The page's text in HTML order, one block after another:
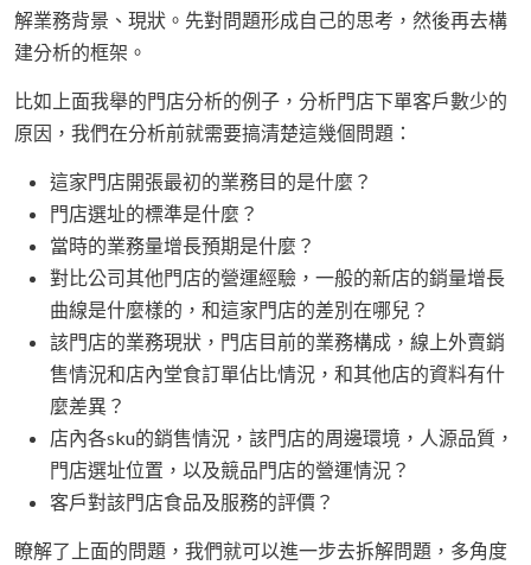
解業務背景、現狀。先對問題形成自己的思考，然後再去構
建分析的框架。
比如上面我舉的門店分析的例子，分析門店下單客戶數少的
原因，我們在分析前就需要搞清楚這幾個問題：
這家門店開張最初的業務目的是什麼？
門店選址的標準是什麼？
當時的業務量增長預期是什麼？
對比公司其他門店的營運經驗，一般的新店的銷量增長
曲線是什麼樣的，和這家門店的差別在哪兒？
該門店的業務現狀，門店目前的業務構成，線上外賣銷
售情況和店內堂食訂單佔比情況，和其他店的資料有什
麼差異？
店內各sku的銷售情況，該門店的周邊環境，人源品質，
門店選址位置，以及競品門店的營運情況？
客戶對該門店食品及服務的評價？
瞭解了上面的問題，我們就可以進一步去拆解問題，多角度